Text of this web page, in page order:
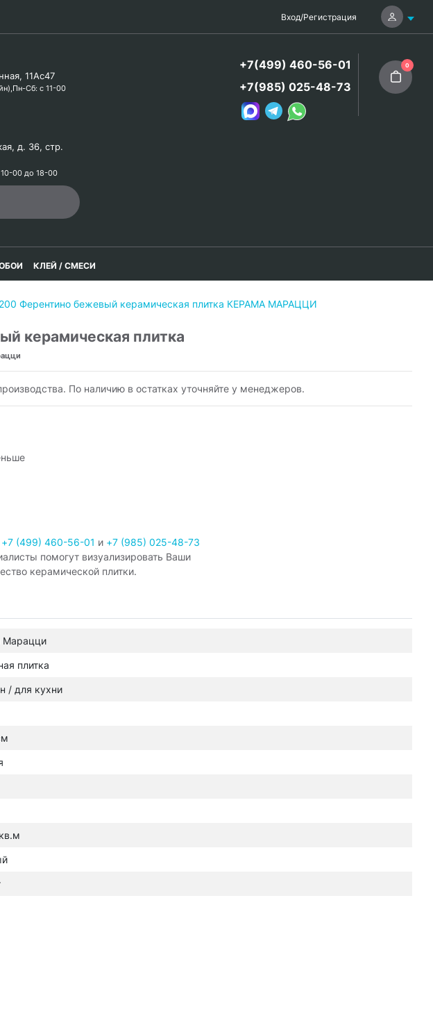
Вход/Регистрация
11Ас47
Сб: с 11-00
д. 36, стр.
00 до 18-00
+7(499) 460-56-01
+7(985) 025-48-73
0
КЛЕЙ / СМЕСИ
Ферентино бежевый керамическая плитка КЕРАМА МАРАЦЦИ
керамическая плитка
По наличию в остатках уточняйте у менеджеров.
+7 (499) 460-56-01 и +7 (985) 025-48-73
помогут визуализировать Ваши
керамической плитки.
Марацци
плитка
/ для кухни